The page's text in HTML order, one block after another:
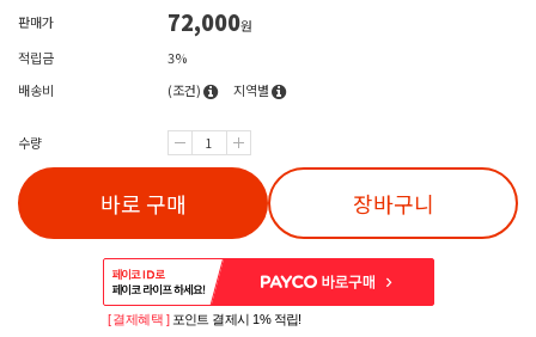
판매가
72,000원
적립금
3%
배송비
(조건) 지역별
수량
바로 구매 장바구니
[ 결제혜택 ] 포인트 결제시 1% 적립!